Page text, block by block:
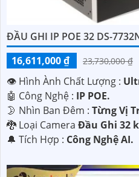
ĐẦU GHI IP POE 32 DS-
16,611,000 ₫
23,730,000 ₫
👁 Hình Ành Chất Lượng :
🤖️ Công Nghệ : IP POE.
🌛 Nhìn Ban Đêm : Từng Vị
🐉️ Loại Camera Đầu Ghi 32
️🔔 Tích Hợp : Công Nghệ AI.